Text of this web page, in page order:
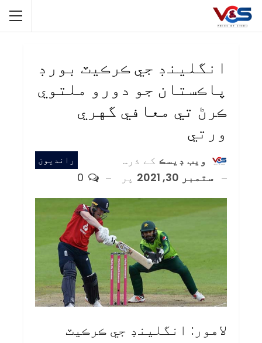
انگلينڊ جي ڪرڪيٽ بورڊ
پاڪستان جو دورو ملتوي
ڪرڻ تي معافي گهري
ورتي
رانديون ويب ڊيسڪ کے ذریعہ
ستمبر 30, 2021
پر
لاهور: انگلينڊ جي ڪرڪيٽ